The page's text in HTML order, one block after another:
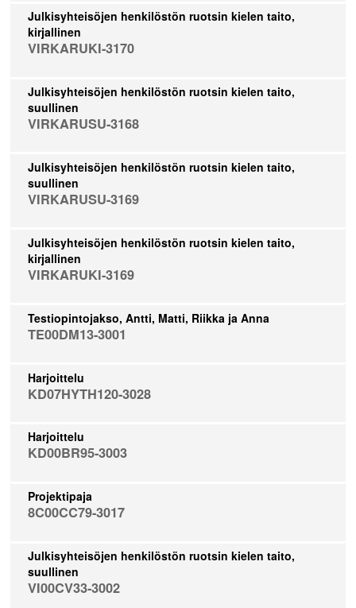
Julkisyhteisöjen henkilöstön ruotsin kielen taito,
kirjallinen
VIRKARUKI-3170
Julkisyhteisöjen henkilöstön ruotsin kielen taito,
suullinen
VIRKARUSU-3168
Julkisyhteisöjen henkilöstön ruotsin kielen taito,
suullinen
VIRKARUSU-3169
Julkisyhteisöjen henkilöstön ruotsin kielen taito,
kirjallinen
VIRKARUKI-3169
Testiopintojakso, Antti, Matti, Riikka ja Anna
TE00DM13-3001
Harjoittelu
KD07HYTH120-3028
Harjoittelu
KD00BR95-3003
Projektipaja
8C00CC79-3017
Julkisyhteisöjen henkilöstön ruotsin kielen taito,
suullinen
VI00CV33-3002